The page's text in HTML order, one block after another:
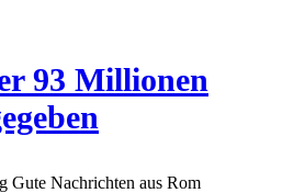
93 Millionen
Gute Nachrichten aus Rom